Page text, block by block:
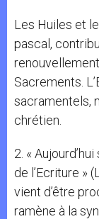
Les Huiles et
pascal,
Sacrements.
sacramentels,
chrétien.
2. «
de l’Ecriture »
vient d’être
ramène à la